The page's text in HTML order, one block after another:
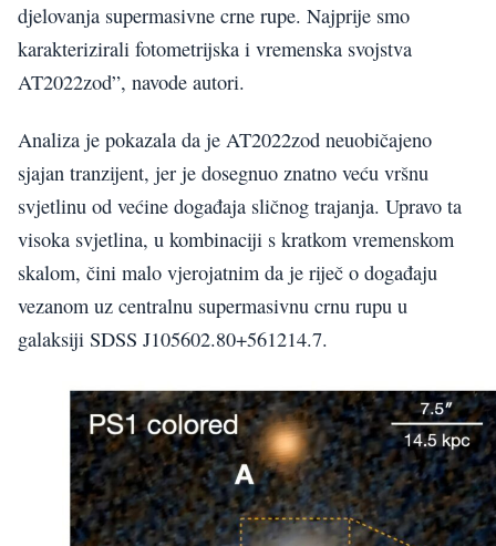
djelovanja supermasivne crne rupe. Najprije smo
karakterizirali fotometrijska i vremenska svojstva
AT2022zod”, navode autori.
Analiza je pokazala da je AT2022zod neuobičajeno
sjajan tranzijent, jer je dosegnuo znatno veću vršnu
svjetlinu od većine događaja sličnog trajanja. Upravo ta
visoka svjetlina, u kombinaciji s kratkom vremenskom
skalom, čini malo vjerojatnim da je riječ o događaju
vezanom uz centralnu supermasivnu crnu rupu u
galaksiji SDSS J105602.80+561214.7.